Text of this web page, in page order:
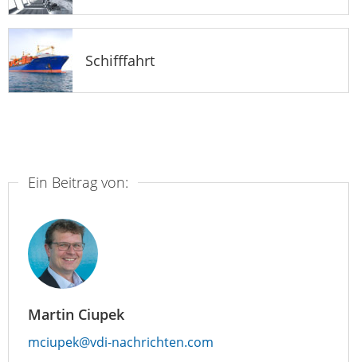
Schifffahrt
Ein Beitrag von:
Martin Ciupek
mciupek@vdi-nachrichten.com